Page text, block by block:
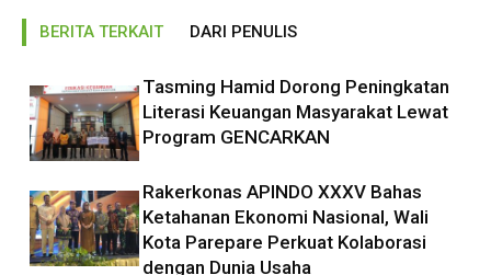
BERITA TERKAIT DARI PENULIS
Tasming Hamid Dorong Peningkatan
Literasi Keuangan Masyarakat Lewat
Program GENCARKAN
Rakerkonas APINDO XXXV Bahas
Ketahanan Ekonomi Nasional, Wali
Kota Parepare Perkuat Kolaborasi
dengan Dunia Usaha